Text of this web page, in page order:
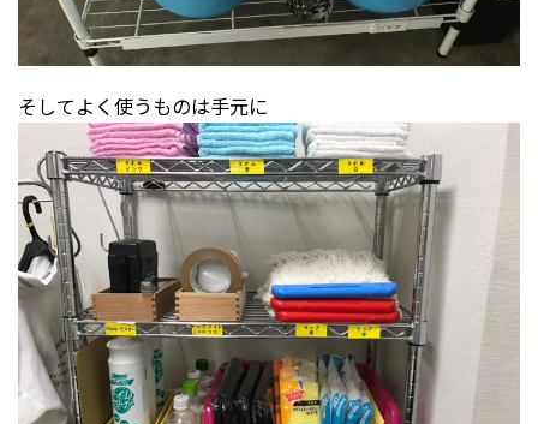
そしてよく使うものは手元に